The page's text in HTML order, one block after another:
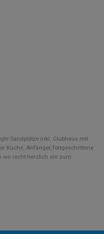
Sandplätze inkl. Clubhaus mit
Küche. Anfänger, fortgeschrittene
wir recht herzlich ein zum